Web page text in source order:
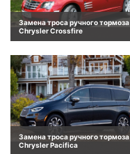
Замена троса ручного тормоза
Chrysler Crossfire
Замена троса ручного тормоза
Chrysler Pacifica